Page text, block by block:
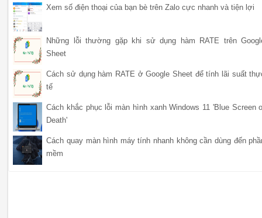
Xem số điện thoại của bạn bè trên Zalo cực nhanh và tiện lợi
Những lỗi thường gặp khi sử dụng hàm RATE trên
Sheet
Cách sử dụng hàm RATE ở Google Sheet để tính lãi suất
tế
Cách khắc phục lỗi màn hình xanh Windows 11 'Blue Screen
Death'
Cách quay màn hình máy tính nhanh không cần dùng đến
mềm